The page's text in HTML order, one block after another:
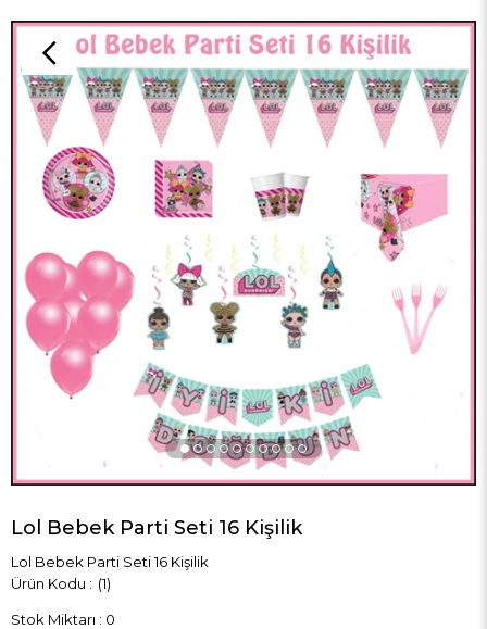
Lol Bebek Parti Seti 16 Kişilik
Lol Bebek Parti Seti 16 Kişilik
(1)
Stok Miktarı : 0